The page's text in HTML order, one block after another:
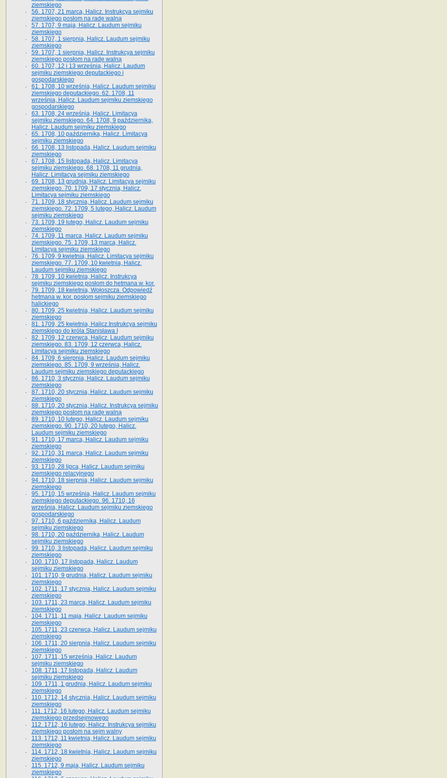
ziemskiego
56. 1707, 21 marca, Halicz. Instrukcya sejmiku
ziemskiego posłom na radę walną
57. 1707, 9 maja, Halicz. Laudum sejmiku
ziemskiego
58. 1707, 1 sierpnia, Halicz. Laudum sejmiku
ziemskiego
59. 1707, 1 sierpnia, Halicz. Instrukcya sejmiku
ziemskiego posłom na radę walną
60. 1707, 12 i 13 września, Halicz. Laudum
sejmiku ziemskiego deputackiego i
gospodarskiego
61. 1708, 10 września, Halicz. Laudum sejmiku
ziemskiego deputackiego. 62. 1708, 11
września, Halicz. Laudum sejmiku ziemskiego
gospodarskiego
63. 1708, 24 września, Halicz. Limitacya
sejmiku ziemskiego. 64. 1708, 9 października,
Halicz. Laudum sejmiku ziemskiego
65­. 1708, 10 października, Halicz. Limitacya
sejmiku ziemskiego
66. 1708, 13 listopada, Halicz. Laudum sejmiku
ziemskiego
67. 1708, 15 listopada, Halicz. Limitacya
sejmiku ziemskiego. 68. 1708, 11 grudnia,
Halicz. Limitacya sejmiku ziemskiego
69. 1708, 13 grudnia, Halicz. Limitacya sejmiku
ziemskiego. 70. 1709, 17 stycznia, Halicz.
Limitacya sejmiku ziemskiego
71. 1709, 18 stycznia, Halicz. Laudum sejmiku
ziemskiego. 72. 1709, 5 lutego, Halicz. Laudum
sejmiku ziemskiego
73. 1709, 19 lutego, Halicz. Laudum sejmiku
ziemskiego
74. 1709, 11 marca, Halicz. Laudum sejmiku
ziemskiego. 75. 1709, 13 marca, Halicz.
Limitacya sejmiku ziemskiego
76. 1709, 9 kwietnia, Halicz. Limitacya sejmiku
ziemskiego. 77. 1709, 10 kwietnia, Halicz.
Laudum sejmiku ziemskiego
78. 1709, 10 kwietnia, Halicz. Instrukcya
sejmiku ziemskiego posłom do hetmana w. kor.
79. 1709, 18 kwietnia, Wołoszcza. Odpowiedź
hetmana w. kor. posłom sejmiku ziemskiego
halickiego
80. 1709, 25 kwietnia, Halicz. Laudum sejmiku
ziemskiego
81. 1709, 25 kwietnia, Halicz.Instrukcya sejmiku
ziemskiego do króla Stanisława I
82. 1709, 12 czerwca, Halicz. Laudum sejmiku
ziemskiego. 83. 1709, 12 czerwca, Halicz.
Limitacya sejmiku ziemskiego
84. 1709, 6 sierpnia, Halicz. Laudum sejmiku
ziemskiego. 85. 1709, 9 września, Halicz.
Laudum sejmiku ziemskiego deputackiego
86. 1710, 3 stycznia, Halicz. Laudum sejmiku
ziemskiego
87. 1710, 20 stycznia, Halicz. Laudum sejmiku
ziemskiego
88. 1710, 20 stycznia, Halicz. Instrukcya sejmiku
ziemskiego posłom na radę walną
89. 1710, 10 lutego, Halicz. Laudum sejmiku
ziemskiego. 90. 1710, 20 lutego, Halicz.
Laudum sejmiku ziemskiego
91. 1710, 17 marca, Halicz. Laudum sejmiku
ziemskiego
92. 1710, 31 marca, Halicz. Laudum sejmiku
ziemskiego
93. 1710, 28 lipca, Halicz. Laudum sejmiku
ziemskiego relacyjnego
94. 1710, 18 sierpnia, Halicz. Laudum sejmiku
ziemskiego
95. 1710, 15 września, Halicz. Laudum sejmiku
ziemskiego deputackiego. 96. 1710, 16
września, Halicz. Laudum sejmiku ziemskiego
gospodarskiego
97. 1710, 6 października, Halicz. Laudum
sejmiku ziemskiego
98. 1710, 20 października, Halicz. Laudum
sejmiku ziemskiego
99. 1710, 3 listopada, Halicz. Laudum sejmiku
ziemskiego
100. 1710, 17 listopada, Halicz. Laudum
sejmiku ziemskiego
101. 1710, 9 grudnia, Halicz. Laudum sejmiku
ziemskiego
102. 1711, 17 stycznia, Halicz. Laudum sejmiku
ziemskiego
103. 1711, 23 marca, Halicz. Laudum sejmiku
ziemskiego
104. 1711, 11 maja, Halicz. Laudum sejmiku
ziemskiego
105. 1711, 23 czerwca, Halicz. Laudum sejmiku
ziemskiego
106. 1711, 20 sierpnia, Halicz. Laudum sejmiku
ziemskiego
107. 1711, 15 września, Halicz. Laudum
sejmiku ziemskiego
108. 1711, 17 listopada, Halicz. Laudum
sejmiku ziemskiego
109. 1711, 1 grudnia, Halicz. Laudum sejmiku
ziemskiego
110. 1712, 14 stycznia, Halicz. Laudum sejmiku
ziemskiego
111. 1712, 16 lutego, Halicz. Laudum sejmiku
ziemskiego przedsejmowego
112. 1712, 16 lutego, Halicz. Instrukcya sejmiku
ziemskiego posłom na sejm walny
113. 1712, 11 kwietnia, Halicz. Laudum sejmiku
ziemskiego
114. 1712, 18 kwietnia, Halicz. Laudum sejmiku
ziemskiego
115. 1712, 9 maja, Halicz. Laudum sejmiku
ziemskiego